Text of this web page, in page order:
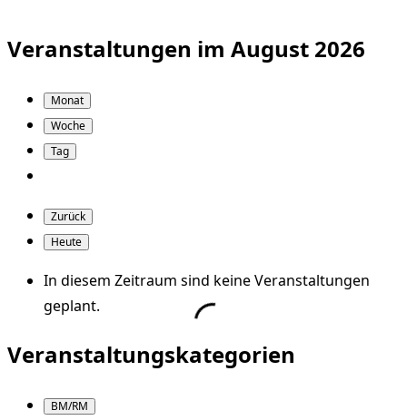
Veranstaltungen im August 2026
Monat
Woche
Tag
Zurück
Heute
In diesem Zeitraum sind keine Veranstaltungen
geplant.
Veranstaltungskategorien
BM/RM